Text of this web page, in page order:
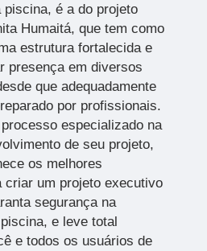
é a do projeto
Humaitá, que tem como
estrutura fortalecida e
presença em diversos
que adequadamente
por profissionais.
especializado na
de seu projeto,
os melhores
criar um projeto executivo
segurança na
e leve total
e todos os usuários de